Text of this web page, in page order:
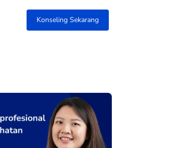
Konseling Sekarang